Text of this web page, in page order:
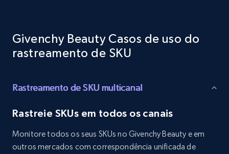
Rating, Reviews count, Initial price, Discount,
Givenchy Beauty Casos de uso do
rastreamento de SKU
Rastreamento de SKU multicanal
Rastreie SKUs em todos os canais
Monitore todos os seus SKUs no Givenchy Beauty e em
outros mercados com correspondência unificada de